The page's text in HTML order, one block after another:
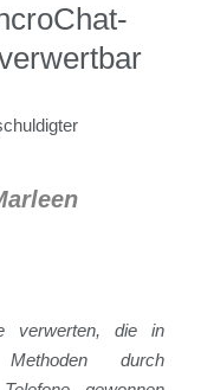
verwerten, die in
durch